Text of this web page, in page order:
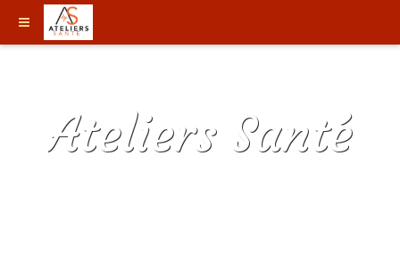
Ateliers Santé